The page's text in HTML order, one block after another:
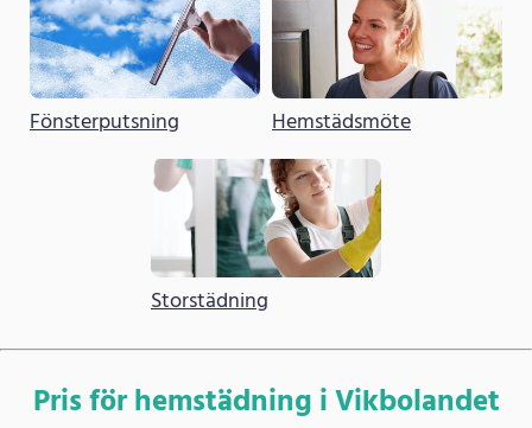
Fönsterputsning Hemstädsmöte
Storstädning
Pris för hemstädning i Vikbolandet